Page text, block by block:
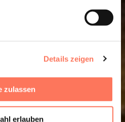
Details zeigen
zulassen
erlauben